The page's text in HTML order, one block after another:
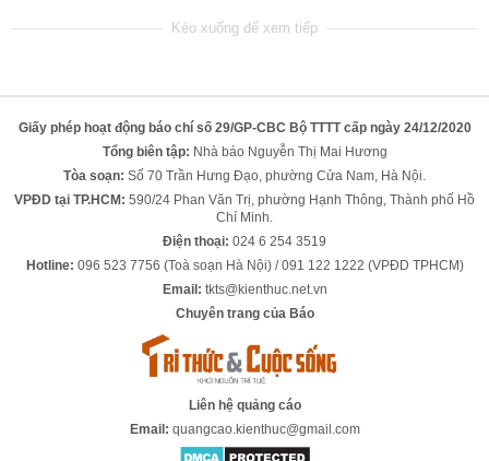
Giấy phép hoạt động báo chí số 29/GP-CBC Bộ TTTT cấp ngày 24/12/2020
Tổng biên tập: Nhà báo Nguyễn Thị Mai Hương
Tòa soạn: Số 70 Trần Hưng Đạo, phường Cửa Nam, Hà Nội.
VPĐD tại TP.HCM: 590/24 Phan Văn Trị, phường Hạnh Thông, Thành phố Hồ
Chí Minh.
Điện thoại: 024 6 254 3519
Hotline: 096 523 7756 (Toà soạn Hà Nội) / 091 122 1222 (VPĐD TPHCM)
Email: tkts@kienthuc.net.vn
Chuyên trang của Báo
Liên hệ quảng cáo
Email: quangcao.kienthuc@gmail.com